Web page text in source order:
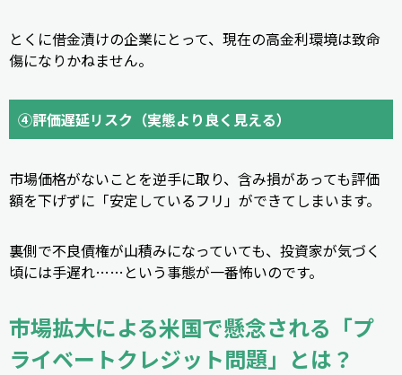
とくに借金漬けの企業にとって、現在の高金利環境は致命
傷になりかねません。
④評価遅延リスク（実態より良く見える）
市場価格がないことを逆手に取り、含み損があっても評価
額を下げずに「安定しているフリ」ができてしまいます。
裏側で不良債権が山積みになっていても、投資家が気づく
頃には手遅れ……という事態が一番怖いのです。
市場拡大による米国で懸念される「プ
ライベートクレジット問題」とは？